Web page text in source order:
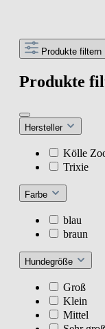
Produkte filtern
Produkte
Hersteller
Kölle
Trixie
Farbe
blau
braun
Hundegröße
Groß
Klein
Mittel